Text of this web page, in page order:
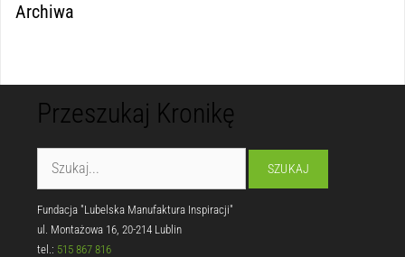
Archiwa
Przeszukaj Kronikę
Fundacja "Lubelska Manufaktura Inspiracji"
ul. Montażowa 16, 20-214 Lublin
tel.: 515 867 816